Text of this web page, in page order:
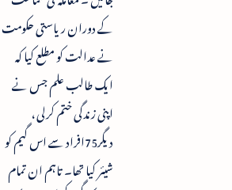
کے دوران ریاستی حکومت
نے عدالت کو مطلع کیا کہ
ایک طالب علم جس نے
اپنی زندگی ختم کرلی ،
دیگر75افراد سے اس گیم کو
شیئر کیا تھا۔ تاہم ان تمام